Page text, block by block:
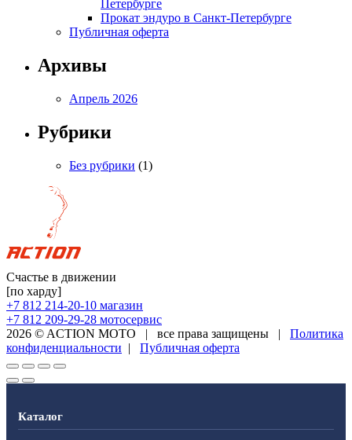
Петербурге
Прокат эндуро в Санкт-Петербурге
Публичная оферта
Архивы
Апрель 2026
Рубрики
Без рубрики (1)
Счастье в движении
[по харду]
+7 812 214-20-10 магазин
+7 812 209-29-28 мотосервис
2026 © ACTION MOTO | все права защищены |
Политика
конфиденциальности | Публичная оферта
Каталог